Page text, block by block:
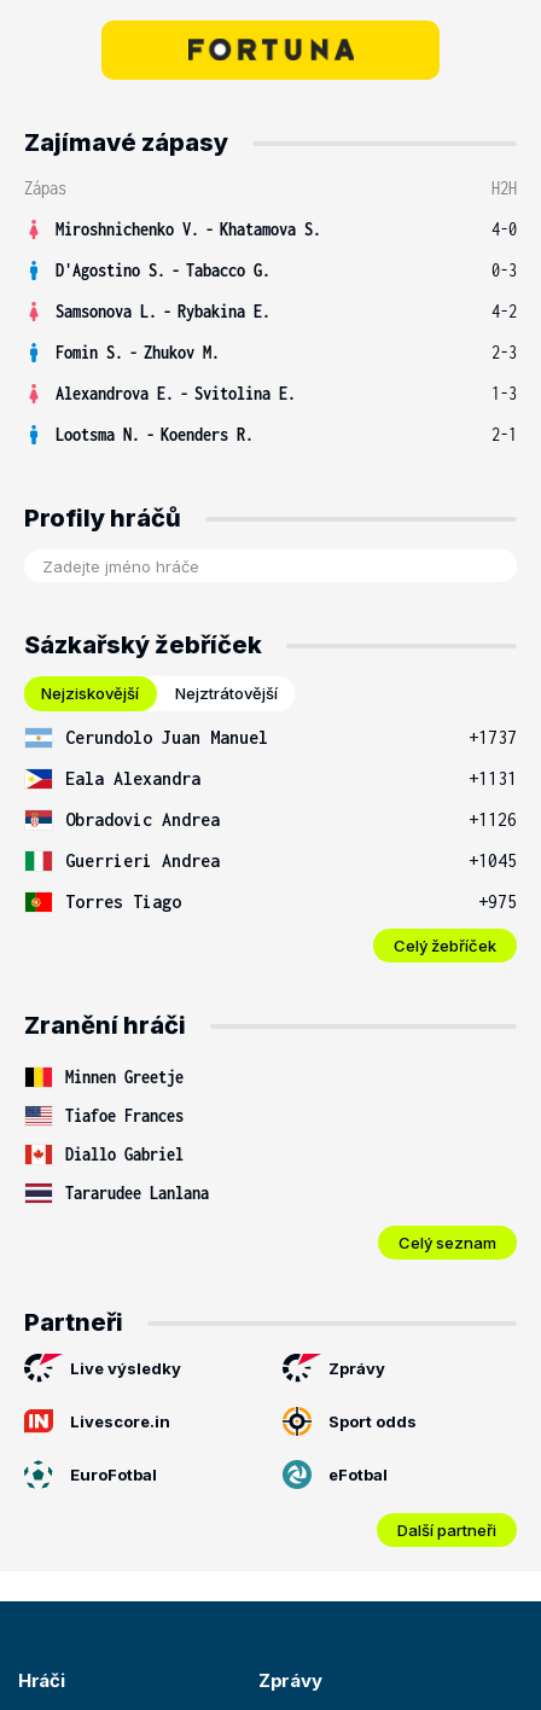
Zajímavé zápasy
Zápas
H2H
Miroshnichenko V. - Khatamova S.
4-0
D'Agostino S. - Tabacco G.
0-3
Samsonova L. - Rybakina E.
4-2
Fomin S. - Zhukov M.
2-3
Alexandrova E. - Svitolina E.
1-3
Lootsma N. - Koenders R. 2-1
Profily hráčů
Sázkařský žebříček
Nejziskovější Nejztrátovější
Cerundolo Juan Manuel
+1737
Eala Alexandra
+1131
Obradovic Andrea
+1126
Guerrieri Andrea
+1045
Torres Tiago
+975
Celý žebříček
Zranění hráči
Minnen Greetje
Tiafoe Frances
Diallo Gabriel
Tararudee Lanlana
Celý seznam
Partneři
Live výsledky Zprávy
Livescore.in Sport odds
EuroFotbal eFotbal
Další partneři
Hráči Zprávy